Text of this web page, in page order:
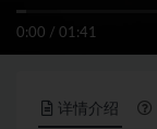
0:00 / 01:41
详情介绍